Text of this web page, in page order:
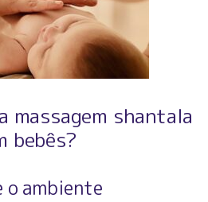
massagem shantala
bebês?
o ambiente